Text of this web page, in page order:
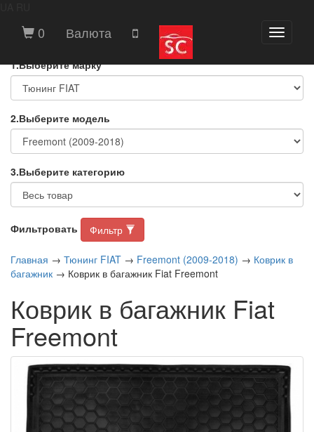
Toggle
0 Валюта
ВЫБЕРИТЕ МАРКУ И МОДЕЛЬ
АВТОМОБИЛЯ
1.Выберите марку
2.Выберите модель
3.Выберите категорию
Фильтровать Фильтр
Главная → Тюнинг FIAT → Freemont (2009-2018) → Коврик в
багажник → Коврик в багажник Fiat Freemont
Коврик в багажник Fiat
Freemont